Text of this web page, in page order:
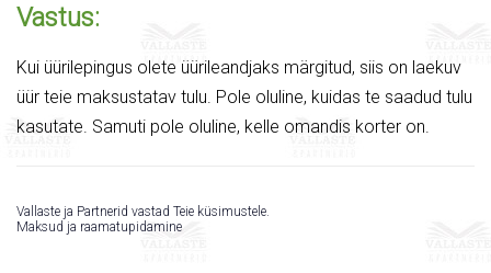
Vastus:
Kui üürilepingus olete üürileandjaks märgitud, siis on laekuv
üür teie maksustatav tulu. Pole oluline, kuidas te saadud tulu
kasutate. Samuti pole oluline, kelle omandis korter on.
Vallaste ja Partnerid vastad Teie küsimustele.
Maksud ja raamatupidamine